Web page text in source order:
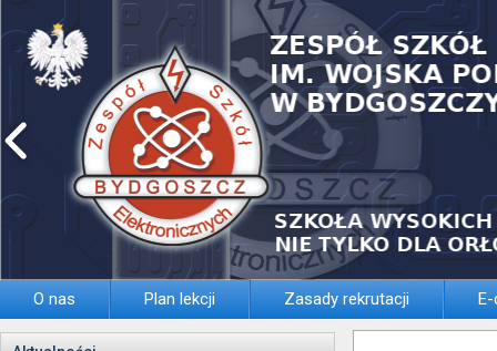
O nas Plan lekcji Zasady rekrutacji